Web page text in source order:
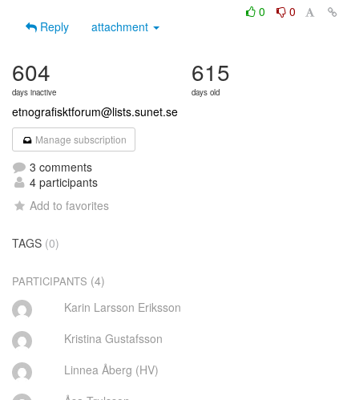
0
0
Reply
attachment
604
days inactive
615
days old
etnografisktforum@lists.sunet.se
Manage subscription
3 comments
4 participants
Add to favorites
TAGS (0)
PARTICIPANTS (4)
Karin Larsson Eriksson
Kristina Gustafsson
Linnea Åberg (HV)